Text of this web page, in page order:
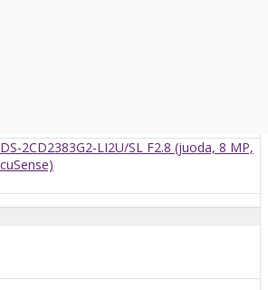
2CD2383G2-LI2U/SL F2.8 (juoda, 8 MP,